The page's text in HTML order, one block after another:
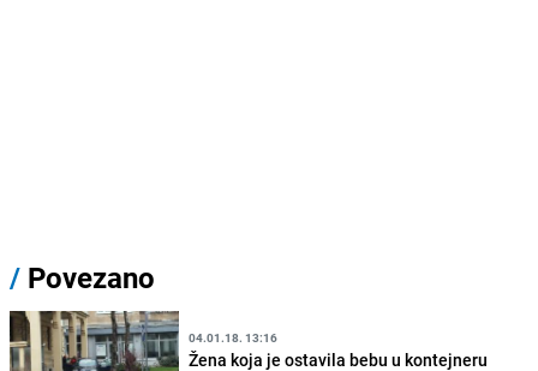
/ Povezano
04.01.18. 13:16
Žena koja je ostavila bebu u kontejneru